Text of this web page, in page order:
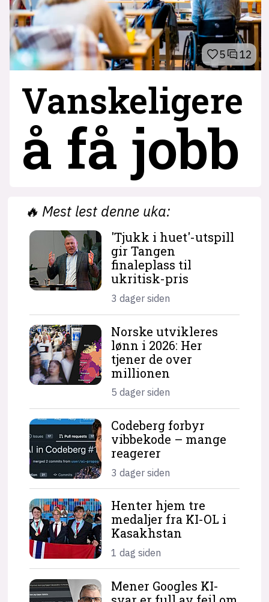
5 12
Vanskeligere
å få jobb
🔥 Mest lest denne uka:
'Tjukk i huet'-utspill
gir Tangen
finaleplass til
ukritisk-pris
3 dager siden
Norske utvikleres
lønn i 2026: Her
tjener de over
millionen
5 dager siden
Codeberg forbyr
vibbekode – mange
reagerer
3 dager siden
Henter hjem tre
medaljer fra KI-OL i
Kasakhstan
1 dag siden
Mener Googles KI-